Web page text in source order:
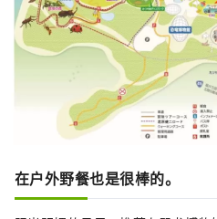
在户外野餐也是很棒的。